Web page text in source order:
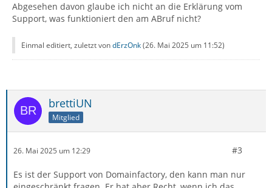
Abgesehen davon glaube ich nicht an die Erklärung vom
Support, was funktioniert den am ABruf nicht?
Einmal editiert, zuletzt vondErzOnk(26. Mai 2025 um 11:52)
brettiUN
Mitglied
26. Mai 2025 um 12:29 #3
Es ist der Support von Domainfactory, den kann man nur